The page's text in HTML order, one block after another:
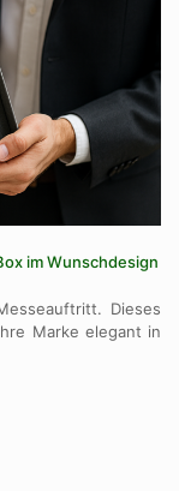
im Wunschdesign
Dieses
Marke elegant in